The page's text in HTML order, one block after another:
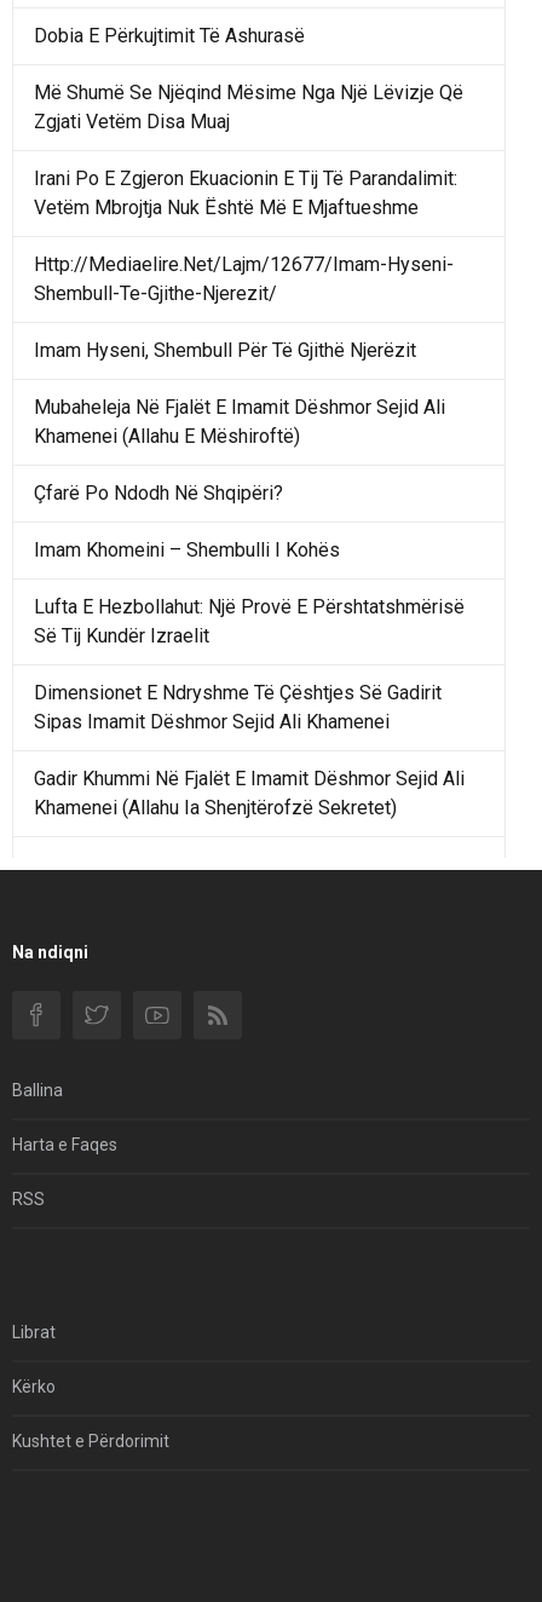
Dobia E Përkujtimit Të Ashurasë
Më Shumë Se Njëqind Mësime Nga Një Lëvizje Që
Zgjati Vetëm Disa Muaj
Irani Po E Zgjeron Ekuacionin E Tij Të Parandalimit:
Vetëm Mbrojtja Nuk Është Më E Mjaftueshme
Http://Mediaelire.Net/Lajm/12677/Imam-Hyseni-
Shembull-Te-Gjithe-Njerezit/
Imam Hyseni, Shembull Për Të Gjithë Njerëzit
Mubaheleja Në Fjalët E Imamit Dëshmor Sejid Ali
Khamenei (Allahu E Mëshiroftë)
Çfarë Po Ndodh Në Shqipëri?
Imam Khomeini – Shembulli I Kohës
Lufta E Hezbollahut: Një Provë E Përshtatshmërisë
Së Tij Kundër Izraelit
Dimensionet E Ndryshme Të Çështjes Së Gadirit
Sipas Imamit Dëshmor Sejid Ali Khamenei
Gadir Khummi Në Fjalët E Imamit Dëshmor Sejid Ali
Khamenei (Allahu Ia Shenjtërofzë Sekretet)
Një Rend Rajonal I Udhëhequr Nga Irani Kundrejt Një
Filmi I Shkurtër Iranian “Pasta Alfredo” Ka Udhëtuar
Na ndiqni
Ballina
Harta e Faqes
RSS
Librat
Kërko
Kushtet e Përdorimit